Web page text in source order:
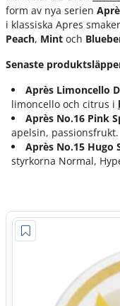
form av nya serien
i klassiska Apres
Peach, Mint och
Senaste
Après Limoncello
limoncello och citrus i
Après No.16 Pink
apelsin, passionsfrukt.
Après No.15 Hugo
styrkorna Normal,